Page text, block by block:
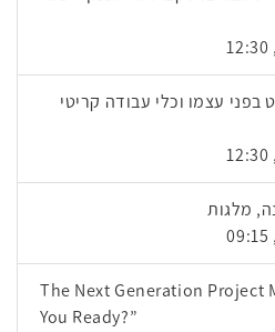
בפני עצמו וכלי עבודה קריטי
מלגות
The Next Generation Project
You Ready?”